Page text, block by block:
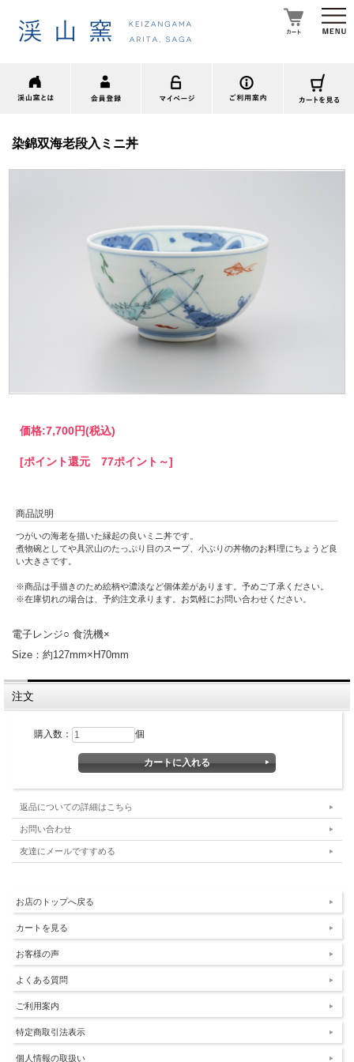
染錦双海老段入ミニ丼
価格:7,700円(税込)
[ポイント還元 77ポイント～]
商品説明
つがいの海老を描いた縁起の良いミニ丼です。
煮物碗としてや具沢山のたっぷり目のスープ、小ぶりの丼物のお料理にちょうど良
い大きさです。
※商品は手描きのため絵柄や濃淡など個体差があります。予めご了承ください。
※在庫切れの場合は、予約注文承ります。お気軽にお問い合わせください。
電子レンジ○ 食洗機×
Size：約127mm×H70mm
注文
購入数： 個
返品についての詳細はこちら
お問い合わせ
友達にメールですすめる
お店のトップへ戻る
カートを見る
お客様の声
よくある質問
ご利用案内
特定商取引法表示
個人情報の取扱い